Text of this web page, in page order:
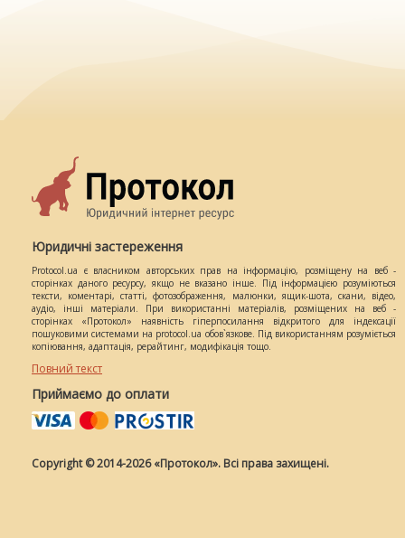
Юридичні застереження
Protocol.ua є власником авторських прав на інформацію, розміщену на веб -
сторінках даного ресурсу, якщо не вказано інше. Під інформацією розуміються
тексти, коментарі, статті, фотозображення, малюнки, ящик-шота, скани, відео,
аудіо, інші матеріали. При використанні матеріалів, розміщених на веб -
сторінках «Протокол» наявність гіперпосилання відкритого для індексації
пошуковими системами на protocol.ua обов`язкове. Під використанням розуміється
копіювання, адаптація, рерайтинг, модифікація тощо.
Повний текст
Приймаємо до оплати
Copyright © 2014-2026 «Протокол». Всі права захищені.